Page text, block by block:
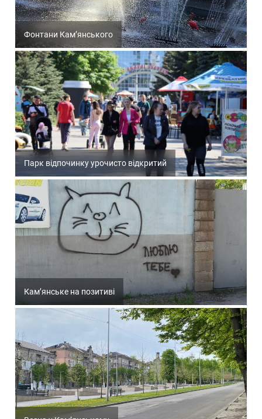
Фонтани Кам’янського
Парк відпочинку урочисто відкритий
Кам’янське на позитиві